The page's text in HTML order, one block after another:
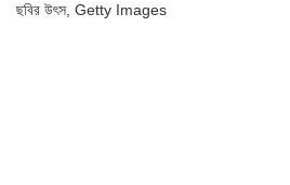
ছবির উৎস, Getty Images